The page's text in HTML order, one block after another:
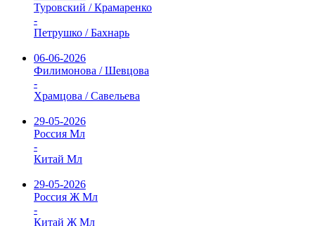
Туровский / Крамаренко
-
Петрушко / Бахнарь
06-06-2026
Филимонова / Шевцова
-
Храмцова / Савельева
29-05-2026
Россия Мл
-
Китай Мл
29-05-2026
Россия Ж Мл
-
Китай Ж Мл